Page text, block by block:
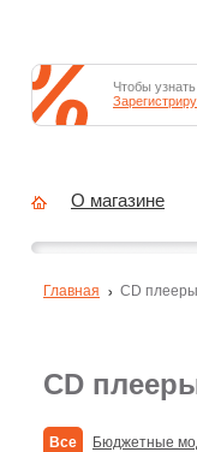
CD
Все Бюджетные
Главная CD плееры
Чтобы
О магазине